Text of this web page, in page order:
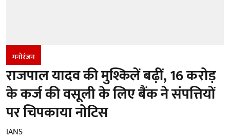
मनोरंजन
राजपाल यादव की मुश्किलें बढ़ीं, 16 करोड़
के कर्ज की वसूली के लिए बैंक ने संपत्तियों
पर चिपकाया नोटिस
IANS